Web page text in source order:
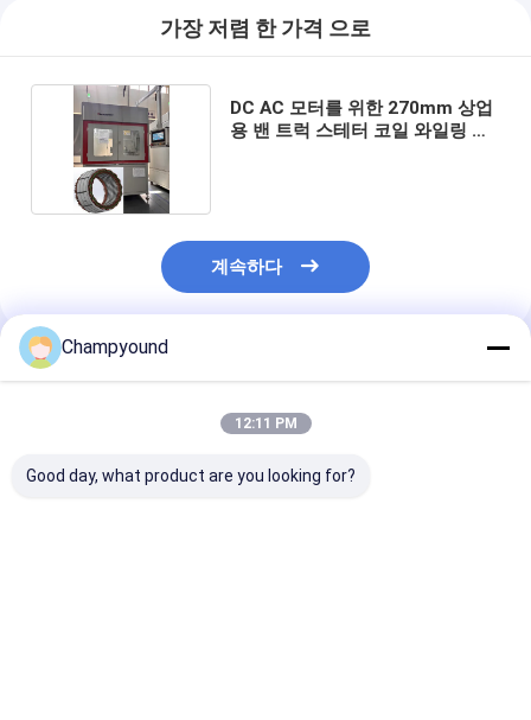
가장 저렴 한 가격 으로
DC AC 모터를 위한 270mm 상업
용 밴 트럭 스테터 코일 와일링 머
계속하다
추천된 제품
Champyound
12:11 PM
Good day, what product are you looking for?